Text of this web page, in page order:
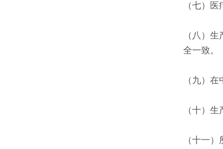
（七）
（八）
全一致。
（九）
（十）
（十一